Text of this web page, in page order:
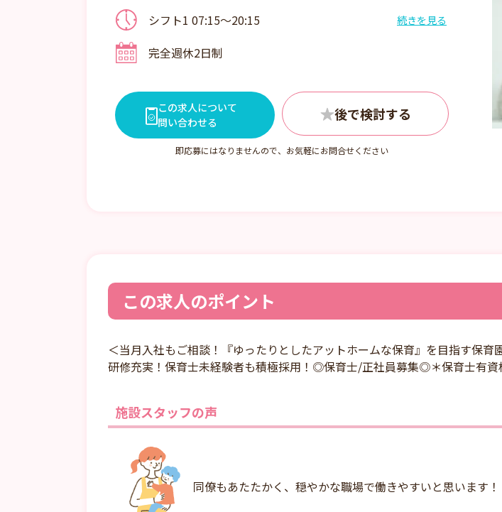
シフト1 07:15～20:15
分） ※1カ月単位の変形労働時間制 シフト例
続きを見る
完全週休2日制
この求人について
問い合わせる
即応募にはなりませんので、お気軽にお問合せください
この求人のポイント
＜当月入社もご相談！『ゆったりとしたアットホームな保育』を目指す保育
研修充実！保育士未経験者も積極採用！◎保育士/正社員募集◎＊保育士有資
施設スタッフの声
同僚もあたたかく、穏やかな職場で働きやすいと思います！